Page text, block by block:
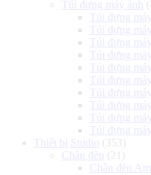
Túi đựng máy ảnh
Túi đựng
Túi đựng
Túi đựng
Túi đựng
Túi đựng
Túi đựng
Túi đựng
Túi đựng
Túi đựng
Túi đựng
Thiết bị Studio (353)
Chân đèn
(21)
Chân đèn